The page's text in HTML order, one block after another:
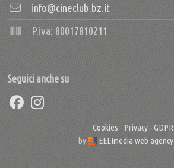
info@cineclub.bz.it
P.iva: 80017810211
Seguici anche su
Cookies - Privacy - GDPR
by
EELImedia web agency